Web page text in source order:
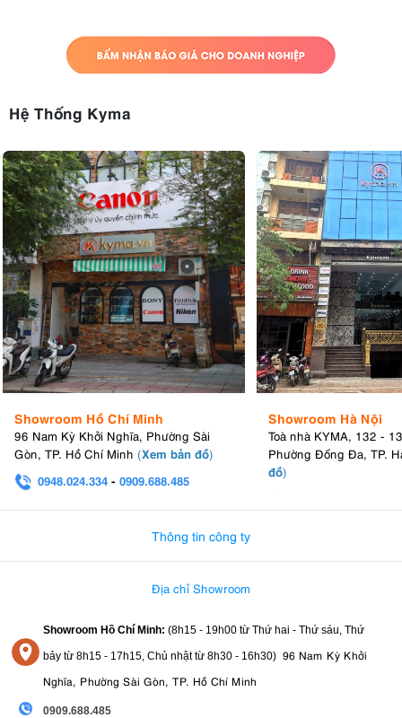
Hệ Thống Kyma
Showroom Hồ Chí Minh
96 Nam Kỳ Khởi Nghĩa, Phường Sài
Gòn, TP. Hồ Chí Minh (Xem bản đồ)
0948.024.334 - 0909.688.485
Showroom Hà Nội
Toà nhà KYMA, 132 -
Phường Đống Đa, TP.
đồ)
Thông tin công ty
Địa chỉ Showroom
Showroom Hồ Chí Minh: (8h15 - 19h00 từ Thứ hai - Thứ sáu, Thứ
bảy từ 8h15 - 17h15, Chủ nhật từ 8h30 - 16h30) 96 Nam Kỳ Khởi
Nghĩa, Phường Sài Gòn, TP. Hồ Chí Minh
0909.688.485